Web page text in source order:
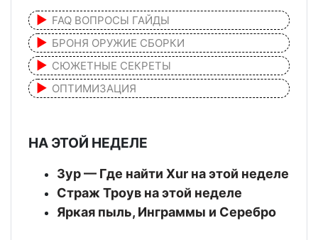
FAQ ВОПРОСЫ ГАЙДЫ
БРОНЯ ОРУЖИЕ СБОРКИ
СЮЖЕТНЫЕ СЕКРЕТЫ
ОПТИМИЗАЦИЯ
НА ЭТОЙ НЕДЕЛЕ
Зур — Где найти Xur на этой неделе
Страж Троув на этой неделе
Яркая пыль, Инграммы и Серебро